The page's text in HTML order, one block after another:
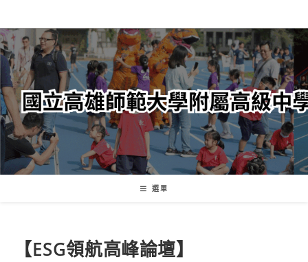
轉
至
主
內
容
選單
【ESG領航高峰論壇】